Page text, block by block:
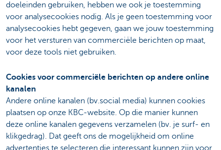
doeleinden gebruiken, hebben we ook je toestemming
voor analysecookies nodig. Als je geen toestemming voor
analysecookies hebt gegeven, gaan we jouw toestemming
voor het versturen van commerciële berichten op maat,
voor deze tools niet gebruiken.
Cookies voor commerciële berichten op andere online
kanalen
Andere online kanalen (bv.social media) kunnen cookies
plaatsen op onze KBC-website. Op die manier kunnen
deze online kanalen gegevens verzamelen (bv. je surf- en
klikgedrag). Dat geeft ons de mogelijkheid om online
advertenties te selecteren die interessant kunnen zijn voor